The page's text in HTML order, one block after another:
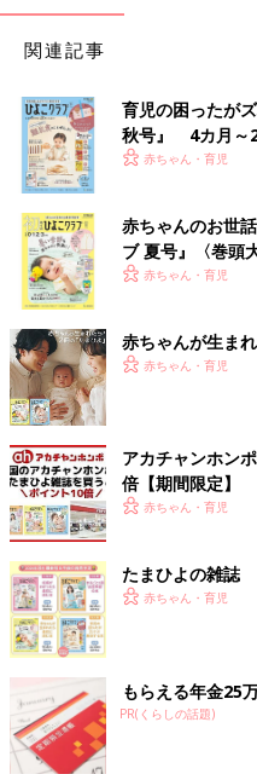
関連記事
育児の困ったが
秋号』 4カ月～2
いっぱい！
赤ちゃん・育児
赤ちゃんのお世
ブ 夏号』〈巻頭
く！ おっぱい・
赤ちゃん・育児
赤ちゃんが生ま
赤ちゃん・育児
アカチャンホン
倍【期間限定】
赤ちゃん・育児
たまひよの雑誌
赤ちゃん・育児
もらえる年金25
PR(くらしの話題)